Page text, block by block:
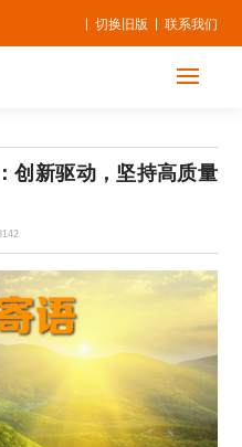
联系我们
切换旧版
创新驱动，坚持高质量